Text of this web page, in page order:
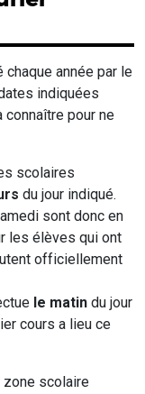
chaque année par le
indiquées
pour ne
scolaires
du jour indiqué.
sont donc en
les élèves qui ont
officiellement
le matin du jour
cours a lieu ce
zone scolaire